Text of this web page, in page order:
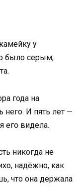
у
было серым,
года на
него. И пять лет —
его видела.
никогда не
надёжно, как
что она держала